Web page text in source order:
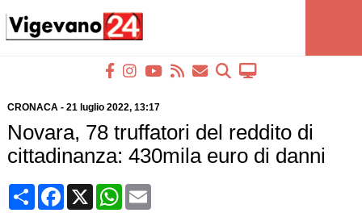
CRONACA- 21 luglio 2022, 13:17
Novara, 78 truffatori del reddito di
cittadinanza: 430mila euro di danni
CondividiFacebook
X WhatsApp
Email